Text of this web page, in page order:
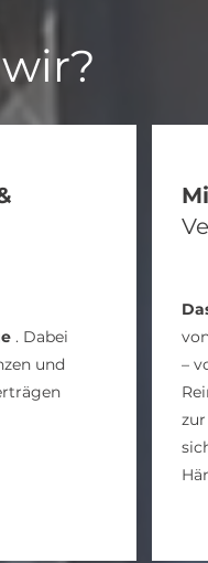
. Dabei
und
–